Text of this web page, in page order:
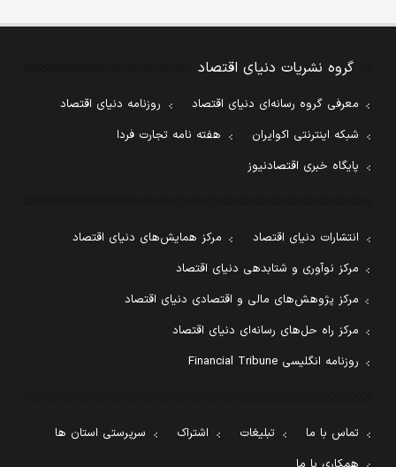
گروه نشریات دنیای اقتصاد
معرفی گروه رسانه‌ای دنیای اقتصاد
روزنامه دنیای اقتصاد
شبکه اینترنتی اکوایران
هفته نامه تجارت فردا
پایگاه خبری اقتصادنیوز
انتشارات دنیای اقتصاد
مرکز همایش‌های دنیای اقتصاد
مرکز نوآوری و شتابدهی دنیای اقتصاد
مرکز پژوهش‌های مالی و اقتصادی دنیای اقتصاد
مرکز راه حل‌های رسانه‌ای دنیای اقتصاد
روزنامه انگلیسی Financial Tribune
تماس با ما تبلیغات اشتراک
سرپرستی استان ها